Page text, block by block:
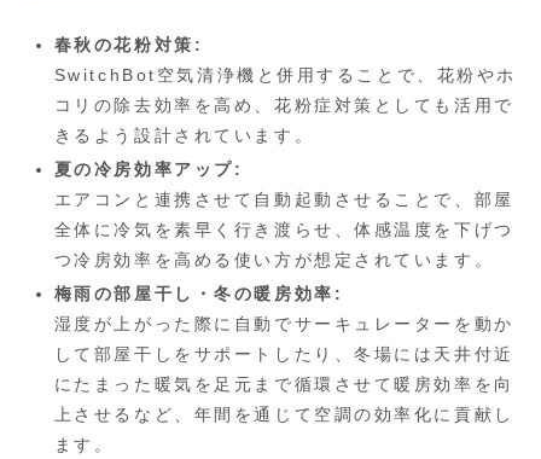
春秋の花粉対策:
SwitchBot空気清浄機と併用することで、花粉やホ
コリの除去効率を高め、花粉症対策としても活用で
きるよう設計されています。
夏の冷房効率アップ:
エアコンと連携させて自動起動させることで、部屋
全体に冷気を素早く行き渡らせ、体感温度を下げつ
つ冷房効率を高める使い方が想定されています。
梅雨の部屋干し・冬の暖房効率:
湿度が上がった際に自動でサーキュレーターを動か
して部屋干しをサポートしたり、冬場には天井付近
にたまった暖気を足元まで循環させて暖房効率を向
上させるなど、年間を通じて空調の効率化に貢献し
ます。